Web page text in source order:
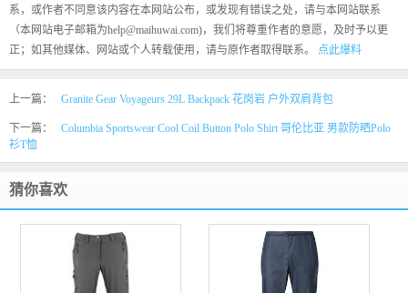
系，或作者不同意该内容在本网站公布，或发现有错误之处，请与本网站联系
（本网站电子邮箱为help@maihuwai.com)，我们将尊重作者的意愿，及时予以更
正；如其他媒体、网站或个人转载使用，请与原作者取得联系。 点此爆料
上一篇： Granite Gear Voyageurs 29L Backpack 花岗岩 户外双肩背包
下一篇：
Columbia Sportswear Cool Coil Button Polo Shirt 哥伦比亚 男款防晒Polo
衫T恤
猜你喜欢